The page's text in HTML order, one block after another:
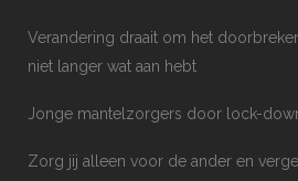
Verandering draait om het
niet langer wat aan hebt
Jonge mantelzorgers door lock-
Zorg jij alleen voor de ander en